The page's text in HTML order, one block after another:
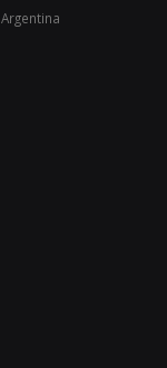
Argentina